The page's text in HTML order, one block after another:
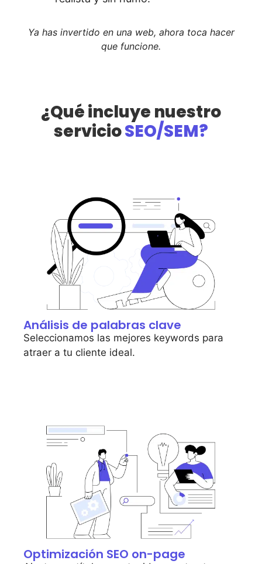
Ya has invertido en una web, ahora toca hacer
que funcione.
¿Qué incluye nuestro
servicioSEO/SEM?
Análisis de palabras clave
Seleccionamos las mejores keywords para
atraer a tu cliente ideal.
Optimización SEO on-page